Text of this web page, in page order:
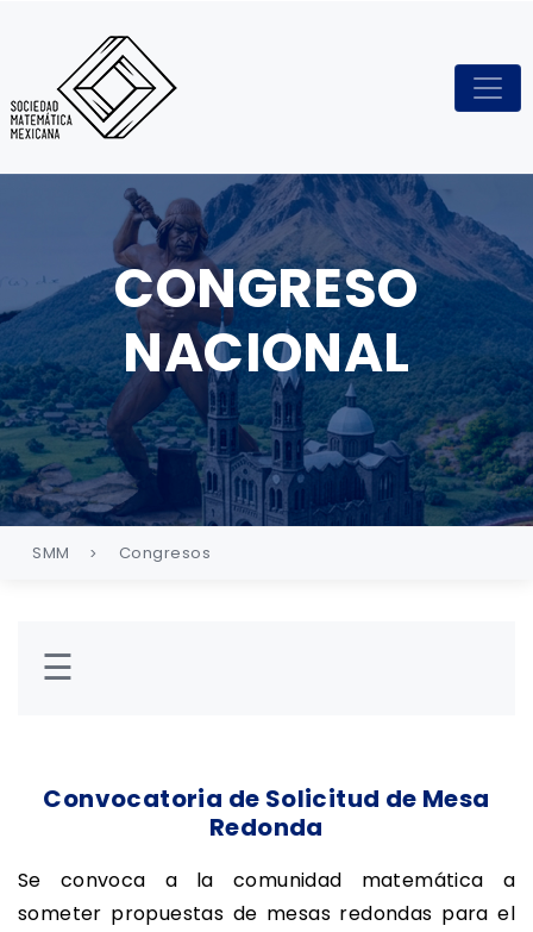
CONGRESO
NACIONAL
SMM Congresos
☰
Convocatoria de Solicitud de Mesa
Redonda
Se convoca a la comunidad matemática a
someter propuestas de mesas redondas para el